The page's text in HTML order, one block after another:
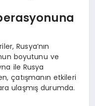
Rusya’nın
boyutunu ve
ile Rusya
çatışmanın etkileri
ulaşmış durumda.